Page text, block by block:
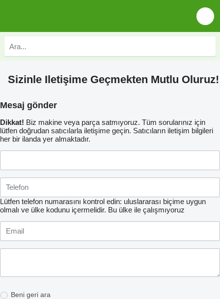
Sizinle Iletişime Geçmekten Mutlu Oluruz!
Mesaj gönder
Dikkat! Biz makine veya parça satmıyoruz. Tüm sorularınız için
lütfen doğrudan satıcılarla iletişime geçin. Satıcıların iletişim bilgileri
her bir ilanda yer almaktadır.
Lütfen telefon numarasını kontrol edin: uluslararası biçime uygun
olmalı ve ülke kodunu içermelidir. Bu ülke ile çalışmıyoruz
Beni geri ara